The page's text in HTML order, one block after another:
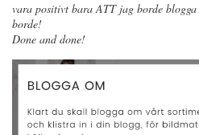
vara positivt bara ATT jag borde
borde!
Done and done!